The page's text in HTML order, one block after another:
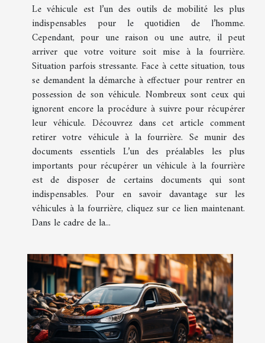
Le véhicule est l’un des outils de mobilité les plus
indispensables pour le quotidien de l’homme.
Cependant, pour une raison ou une autre, il peut
arriver que votre voiture soit mise à la fourrière.
Situation parfois stressante. Face à cette situation, tous
se demandent la démarche à effectuer pour rentrer en
possession de son véhicule. Nombreux sont ceux qui
ignorent encore la procédure à suivre pour récupérer
leur véhicule. Découvrez dans cet article comment
retirer votre véhicule à la fourrière. Se munir des
documents essentiels L’un des préalables les plus
importants pour récupérer un véhicule à la fourrière
est de disposer de certains documents qui sont
indispensables. Pour en savoir davantage sur les
véhicules à la fourrière, cliquez sur ce lien maintenant.
Dans le cadre de la...